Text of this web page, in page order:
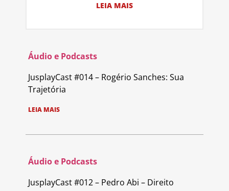
LEIA MAIS
Áudio e Podcasts
JusplayCast #014 – Rogério Sanches: Sua
Trajetória
LEIA MAIS
Áudio e Podcasts
JusplayCast #012 – Pedro Abi – Direito